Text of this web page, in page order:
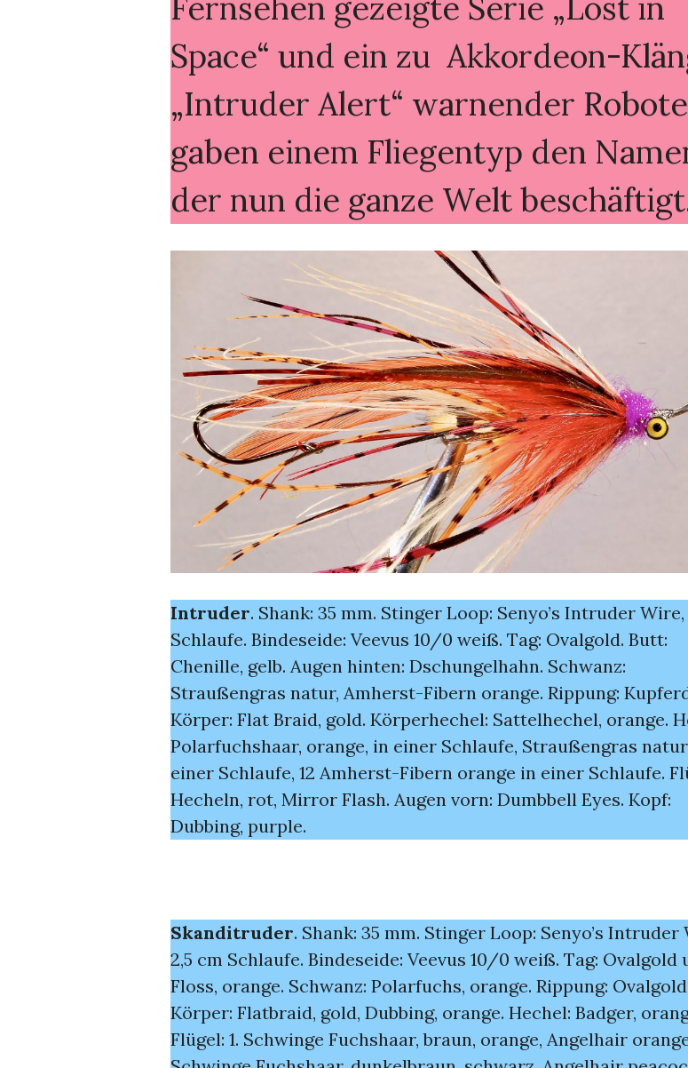
Space“ und ein zu Akkordeon-
„Intruder Alert“ warnender
gaben einem Fliegentyp den
der nun die ganze Welt
Intruder. Shank: 35 mm. Stinger Loop: Senyo’s Intruder Wire,
Schlaufe. Bindeseide: Veevus 10/0 weiß. Tag: Ovalgold. Butt:
Chenille, gelb. Augen hinten: Dschungelhahn. Schwanz:
Straußengras natur, Amherst-Fibern orange. Rippung:
Körper: Flat Braid, gold. Körperhechel: Sattelhechel, orange.
Polarfuchshaar, orange, in einer Schlaufe, Straußengras
einer Schlaufe, 12 Amherst-Fibern orange in einer Schlaufe.
Hecheln, rot, Mirror Flash. Augen vorn: Dumbbell Eyes. Kopf:
Dubbing, purple.
Skanditruder. Shank: 35 mm. Stinger Loop: Senyo’s Intruder
2,5 cm Schlaufe. Bindeseide: Veevus 10/0 weiß. Tag: Ovalgold
Floss, orange. Schwanz: Polarfuchs, orange. Rippung:
Körper: Flatbraid, gold, Dubbing, orange. Hechel: Badger,
Flügel: 1. Schwinge Fuchshaar, braun, orange, Angelhair